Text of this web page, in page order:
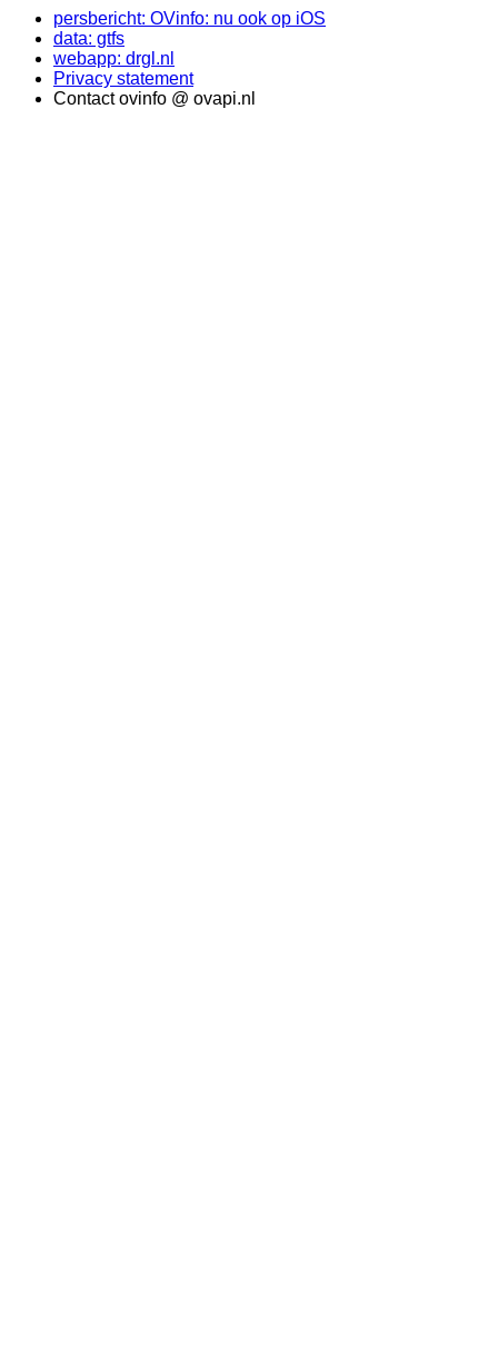
persbericht: OVinfo: nu ook op iOS
data: gtfs
webapp: drgl.nl
Privacy statement
Contact ovinfo @ ovapi.nl